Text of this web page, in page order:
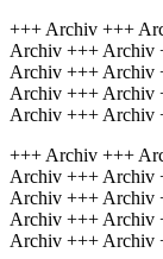
+++ Archiv +++
Archiv +++ Archiv
Archiv +++ Archiv
Archiv +++ Archiv
Archiv +++ Archiv
+++ Archiv +++
Archiv +++ Archiv
Archiv +++ Archiv
Archiv +++ Archiv
Archiv +++ Archiv